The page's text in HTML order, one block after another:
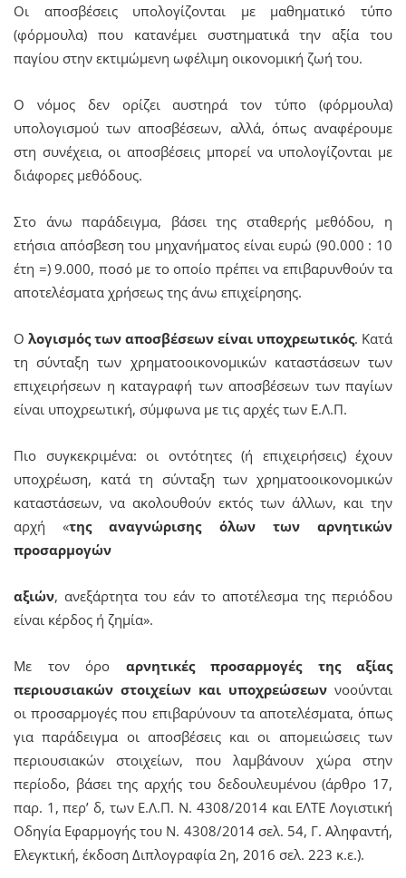
Οι αποσβέσεις υπολογίζονται με μαθηματικό τύπο
(φόρμουλα) που κατανέμει συστηματικά την αξία του
παγίου στην εκτιμώμενη ωφέλιμη οικονομική ζωή του.
Ο νόμος δεν ορίζει αυστηρά τον τύπο (φόρμουλα)
υπολογισμού των αποσβέσεων, αλλά, όπως αναφέρουμε
στη συνέχεια, οι αποσβέσεις μπορεί να υπολογίζονται με
διάφορες μεθόδους.
Στο άνω παράδειγμα, βάσει της σταθερής μεθόδου, η
ετήσια απόσβεση του μηχανήματος είναι ευρώ (90.000 : 10
έτη =) 9.000, ποσό με το οποίο πρέπει να επιβαρυνθούν τα
αποτελέσματα χρήσεως της άνω επιχείρησης.
Ο λογισμός των αποσβέσεων είναι υποχρεωτικός. Κατά
τη σύνταξη των χρηματοοικονομικών καταστάσεων των
επιχειρήσεων η καταγραφή των αποσβέσεων των παγίων
είναι υποχρεωτική, σύμφωνα με τις αρχές των Ε.Λ.Π.
Πιο συγκεκριμένα: οι οντότητες (ή επιχειρήσεις) έχουν
υποχρέωση, κατά τη σύνταξη των χρηματοοικονομικών
καταστάσεων, να ακολουθούν εκτός των άλλων, και την
αρχή «της αναγνώρισης όλων των αρνητικών
προσαρμογών
αξιών, ανεξάρτητα του εάν το αποτέλεσμα της περιόδου
είναι κέρδος ή ζημία».
Με τον όρο αρνητικές προσαρμογές της αξίας
περιουσιακών στοιχείων και υποχρεώσεων νοούνται
οι προσαρμογές που επιβαρύνουν τα αποτελέσματα, όπως
για παράδειγμα οι αποσβέσεις και οι απομειώσεις των
περιουσιακών στοιχείων, που λαμβάνουν χώρα στην
περίοδο, βάσει της αρχής του δεδουλευμένου (άρθρο 17,
παρ. 1, περ’ δ, των Ε.Λ.Π. Ν. 4308/2014 και ΕΛΤΕ Λογιστική
Οδηγία Εφαρμογής του Ν. 4308/2014 σελ. 54, Γ. Αληφαντή,
Ελεγκτική, έκδοση Διπλογραφία 2η, 2016 σελ. 223 κ.ε.).